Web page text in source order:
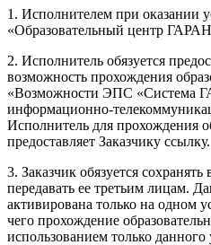
1. Исполнителем при оказании
«Образовательный центр
2. Исполнитель обязуется
возможность прохождения
«Возможности ЭПС «Система
информационно-
Исполнитель для прохождения
предоставляет Заказчику ссылку.
3. Заказчик обязуется
передавать ее третьим лицам.
активирована только на одном
чего прохождение
использованием только данного